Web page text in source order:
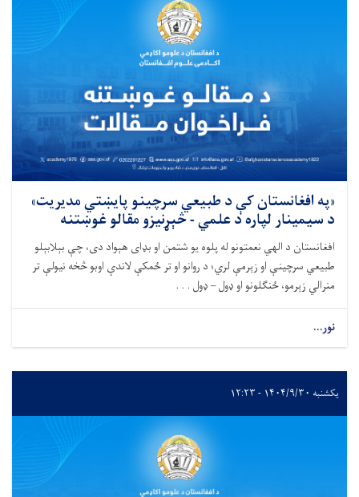
«په افغانستان کې د طبیعي سرچینو پايښتي مدیریت»
د سیمینار لپاره د علمي - څېړنیزو مقالو غوښتنه
افغانستان د الهي نعمتونو له پلوه یو شتمن او بډای هېواد دی، چې بېلابېلو
طبیعي سرچینې او زېرمې لري؛ د روانو او تر ځمکې لاندې اوبو څخه نیولې تر
منرالي زېرمو، ځنګلونو او ډول – ډول . . .
نور...
یکشنبه ۱۴۰۴/۹/۳۰ - ۱۲:۲۳